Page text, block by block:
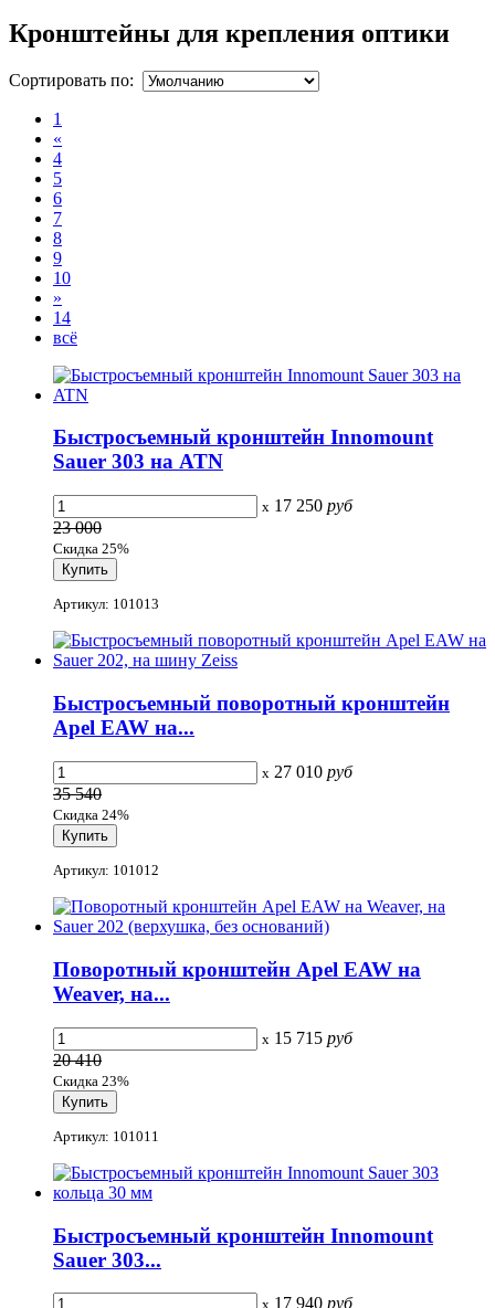
Кронштейны для крепления оптики
Сортировать по:
1
«
4
5
6
7
8
9
10
»
14
всё
Быстросъемный кронштейн Innomount
Sauer 303 на ATN
x 17 250 руб
23 000
Скидка 25%
Артикул: 101013
Быстросъемный поворотный кронштейн
Apel EAW на...
x 27 010 руб
35 540
Скидка 24%
Артикул: 101012
Поворотный кронштейн Apel EAW на
Weaver, на...
x 15 715 руб
20 410
Скидка 23%
Артикул: 101011
Быстросъемный кронштейн Innomount
Sauer 303...
x 17 940 руб